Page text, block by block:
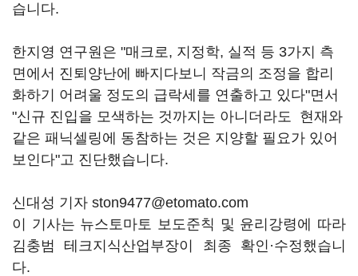
습니다.
한지영 연구원은 "매크로, 지정학, 실적 등 3가지 측
면에서 진퇴양난에 빠지다보니 작금의 조정을 합리
화하기 어려울 정도의 급락세를 연출하고 있다"면서
"신규 진입을 모색하는 것까지는 아니더라도 현재와
같은 패닉셀링에 동참하는 것은 지양할 필요가 있어
보인다"고 진단했습니다.
신대성 기자 ston9477@etomato.com
이 기사는 뉴스토마토 보도준칙 및 윤리강령에 따라
김충범 테크지식산업부장이 최종 확인·수정했습니
다.